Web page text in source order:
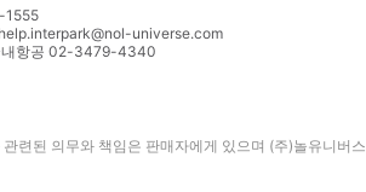
1555
universe.com
내항공 02-3479-4340
련된 의무와 책임은 판매자에게 있으며 (주)놀유니버스